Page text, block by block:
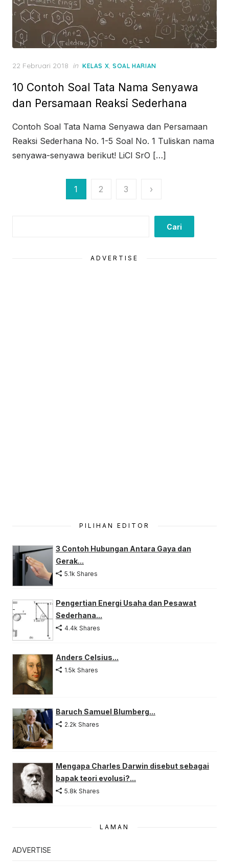
Posted
22 Februari 2018 in KELAS X,SOAL HARIAN
10 Contoh Soal Tata Nama Senyawa
dan Persamaan Reaksi Sederhana
Contoh Soal Tata Nama Senyawa dan Persamaan
Reaksi Sederhana No. 1-5 Soal No. 1 Tuliskan nama
senyawa-senyawa berikut! LiCl SrO […]
1 2 3 ›
Cari
ADVERTISE
PILIHAN EDITOR
3 Contoh Hubungan Antara Gaya dan
Gerak...
5.1k Shares
Pengertian Energi Usaha dan Pesawat
Sederhana...
4.4k Shares
Anders Celsius...
1.5k Shares
Baruch Samuel Blumberg...
2.2k Shares
Mengapa Charles Darwin disebut sebagai
bapak teori evolusi?...
5.8k Shares
LAMAN
ADVERTISE